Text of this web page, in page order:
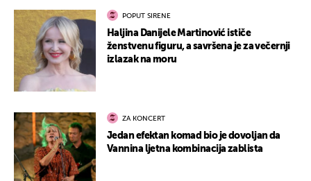
POPUT SIRENE
Haljina Danijele Martinović ističe
ženstvenu figuru, a savršena je za večernji
izlazak na moru
ZA KONCERT
Jedan efektan komad bio je dovoljan da
Vannina ljetna kombinacija zablista